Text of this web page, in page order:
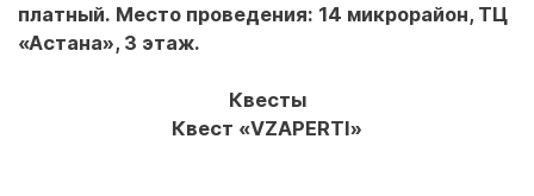
платный. Место проведения: 14 микрорайон, ТЦ
«Астана», 3 этаж.
Квесты
Квест «VZAPERTI»